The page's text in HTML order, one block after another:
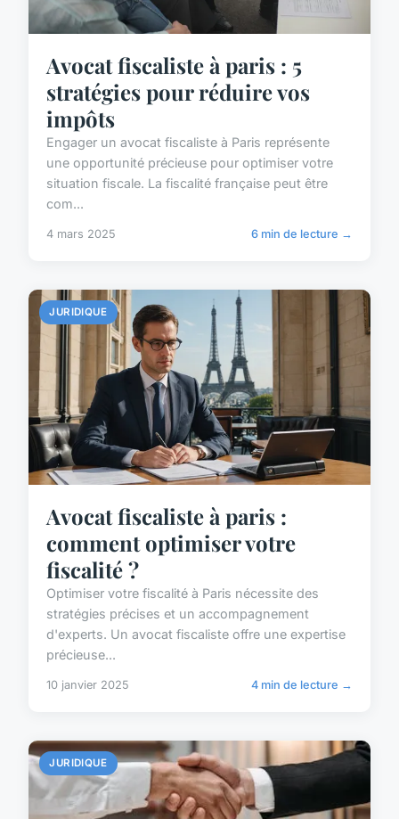
Avocat fiscaliste à paris : 5
stratégies pour réduire vos
impôts
Engager un avocat fiscaliste à Paris représente
une opportunité précieuse pour optimiser votre
situation fiscale. La fiscalité française peut être
com...
4 mars 2025 6 min de lecture →
JURIDIQUE
Avocat fiscaliste à paris :
comment optimiser votre
fiscalité ?
Optimiser votre fiscalité à Paris nécessite des
stratégies précises et un accompagnement
d'experts. Un avocat fiscaliste offre une expertise
précieuse...
10 janvier 2025 4 min de lecture →
JURIDIQUE